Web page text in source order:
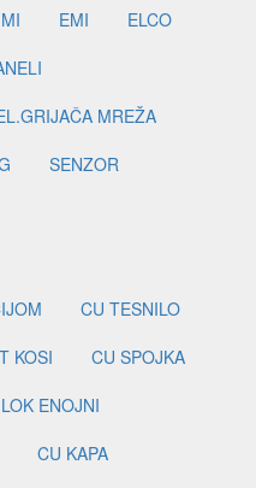
EMI
ELCO
MREŽA
SENZOR
CU TESNILO
KOSI
CU SPOJKA
ENOJNI
CU KAPA